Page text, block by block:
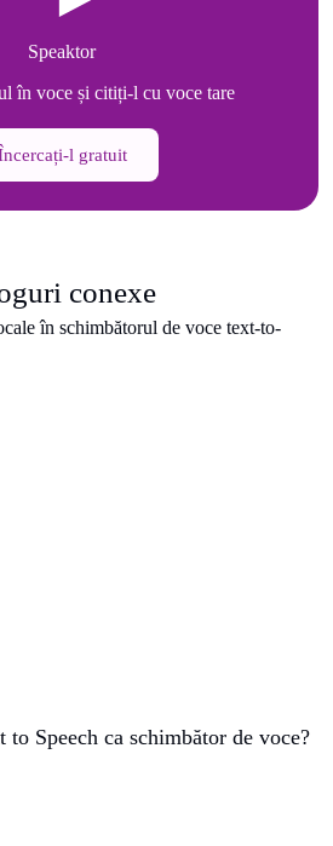
Speaktor
în voce și citiți-l cu voce tare
l gratuit
conexe
to Speech ca schimbător de voce?